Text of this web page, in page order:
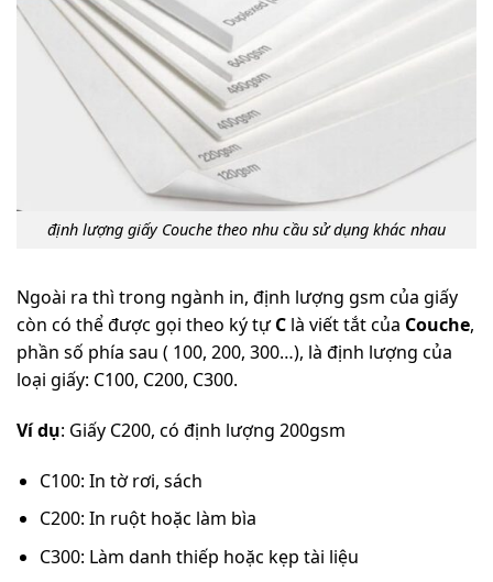
định lượng giấy Couche theo nhu cầu sử dụng khác nhau
Ngoài ra thì trong ngành in, định lượng gsm của giấy
còn có thể được gọi theo ký tựC là viết tắt của Couche,
phần số phía sau ( 100, 200, 300…), là định lượng của
loại giấy: C100, C200, C300.
Ví dụ: Giấy C200, có định lượng 200gsm
C100: In tờ rơi, sách
C200: In ruột hoặc làm bìa
C300: Làm danh thiếp hoặc kẹp tài liệu